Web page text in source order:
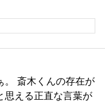
。 斎木くんの存在が
思える正直な言葉が